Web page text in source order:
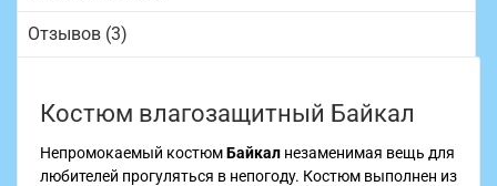
Отзывов (3)
Костюм влагозащитный Байкал
Непромокаемый костюмБайкал незаменимая вещь для
любителей прогуляться в непогоду. Костюм выполнен из